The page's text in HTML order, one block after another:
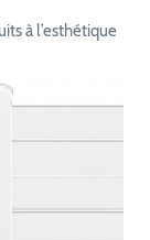
à l’esthétique